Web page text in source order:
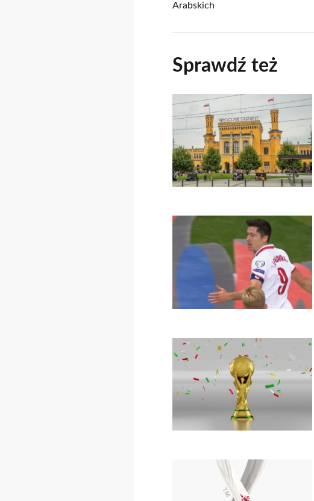
Arabskich
Sprawdź też